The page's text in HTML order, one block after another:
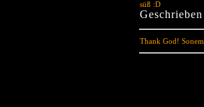
süß :D
Thank God!